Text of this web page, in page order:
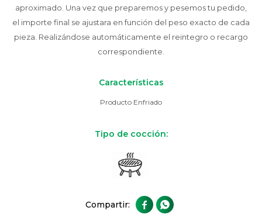
aproximado. Una vez que preparemos y pesemos tu pedido,
el importe final se ajustara en función del peso exacto de cada
pieza. Realizándose automáticamente el reintegro o recargo
correspondiente.
Características
Producto Enfriado
Tipo de cocción:
 